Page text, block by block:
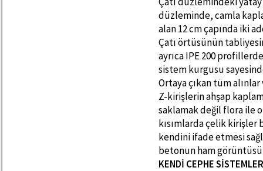
düzleminde, camla
alan 12 cm çapında iki
Çatı örtüsünün
ayrıca IPE 200
sistem kurgusu
Ortaya çıkan tüm
Z-kirişlerin ahşap
saklamak değil flora ile
kısımlarda çelik kirişler
kendini ifade etmesi
betonun ham
KENDİ CEPHE